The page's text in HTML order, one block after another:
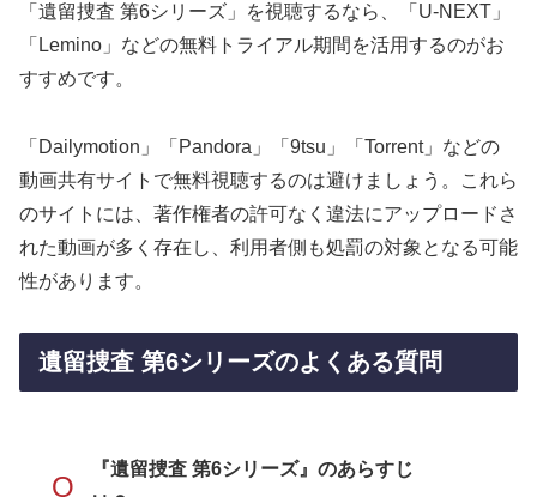
「遺留捜査 第6シリーズ」を視聴するなら、「U-NEXT」
「Lemino」などの無料トライアル期間を活用するのがお
すすめです。
「Dailymotion」「Pandora」「9tsu」「Torrent」などの
動画共有サイトで無料視聴するのは避けましょう。これら
のサイトには、著作権者の許可なく違法にアップロードさ
れた動画が多く存在し、利用者側も処罰の対象となる可能
性があります。
遺留捜査 第6シリーズのよくある質問
Q
『遺留捜査 第6シリーズ』のあらすじ